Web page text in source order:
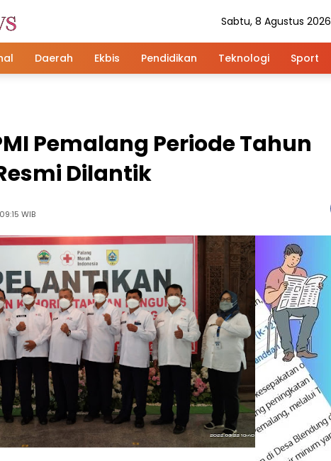
Sabtu, 8 Agustus 2026
Daerah Ekbis Pendidikan Teknologi Sport
Pemalang Periode Tahun
Dilantik
WIB